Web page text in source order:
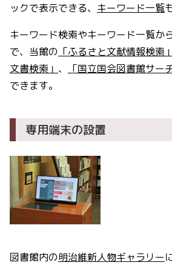
ックで表示できる、 キーワード一覧
キーワード検索やキーワード一覧か
で、当館の 「ふるさと文献情報検索」
文書検索」 、 「国立国会図書館サー
できます。
専用端末の設置
図書館内の明治維新人物ギャラリー